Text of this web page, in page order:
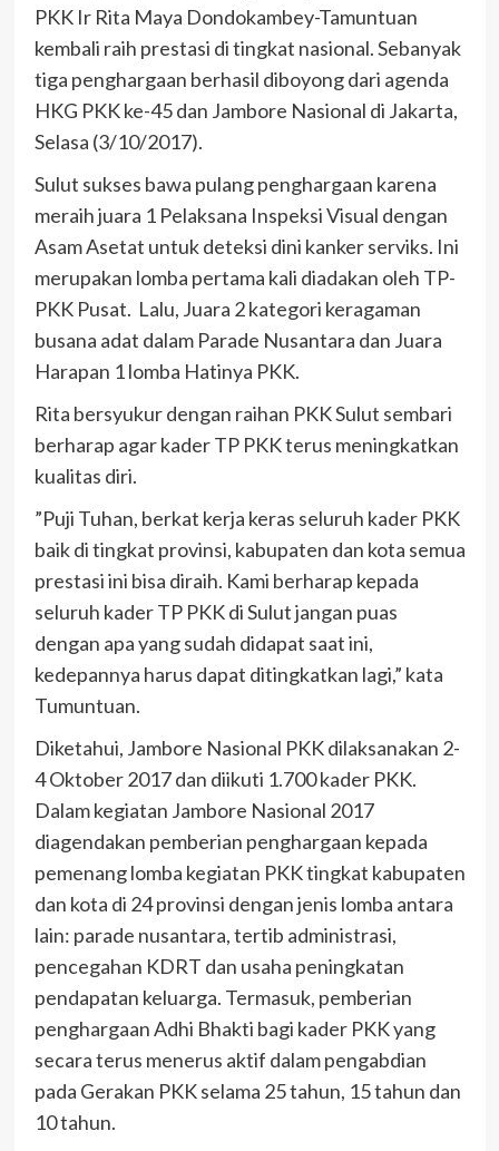
PKK Ir Rita Maya Dondokambey-Tamuntuan
kembali raih prestasi di tingkat nasional. Sebanyak
tiga penghargaan berhasil diboyong dari agenda
HKG PKK ke-45 dan Jambore Nasional di Jakarta,
Selasa (3/10/2017).
Sulut sukses bawa pulang penghargaan karena
meraih juara 1 Pelaksana Inspeksi Visual dengan
Asam Asetat untuk deteksi dini kanker serviks. Ini
merupakan lomba pertama kali diadakan oleh TP-
PKK Pusat. Lalu, Juara 2 kategori keragaman
busana adat dalam Parade Nusantara dan Juara
Harapan 1 lomba Hatinya PKK.
Rita bersyukur dengan raihan PKK Sulut sembari
berharap agar kader TP PKK terus meningkatkan
kualitas diri.
”Puji Tuhan, berkat kerja keras seluruh kader PKK
baik di tingkat provinsi, kabupaten dan kota semua
prestasi ini bisa diraih. Kami berharap kepada
seluruh kader TP PKK di Sulut jangan puas
dengan apa yang sudah didapat saat ini,
kedepannya harus dapat ditingkatkan lagi,” kata
Tumuntuan.
Diketahui, Jambore Nasional PKK dilaksanakan 2-
4 Oktober 2017 dan diikuti 1.700 kader PKK.
Dalam kegiatan Jambore Nasional 2017
diagendakan pemberian penghargaan kepada
pemenang lomba kegiatan PKK tingkat kabupaten
dan kota di 24 provinsi dengan jenis lomba antara
lain: parade nusantara, tertib administrasi,
pencegahan KDRT dan usaha peningkatan
pendapatan keluarga. Termasuk, pemberian
penghargaan Adhi Bhakti bagi kader PKK yang
secara terus menerus aktif dalam pengabdian
pada Gerakan PKK selama 25 tahun, 15 tahun dan
10 tahun.